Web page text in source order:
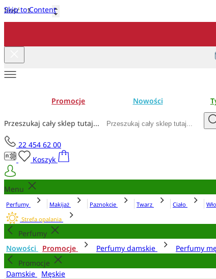
Skip to Content
Promocje Nowości
Przeszukaj cały sklep tutaj...
22 454 62 00
Koszyk
Menu
Perfumy Makijaż Paznokcie Twarz Ciało
Strefa opalania
Perfumy
Nowości
Promocje Perfumy damskie Perfumy
Promocje
Damskie
Męskie
Ilość